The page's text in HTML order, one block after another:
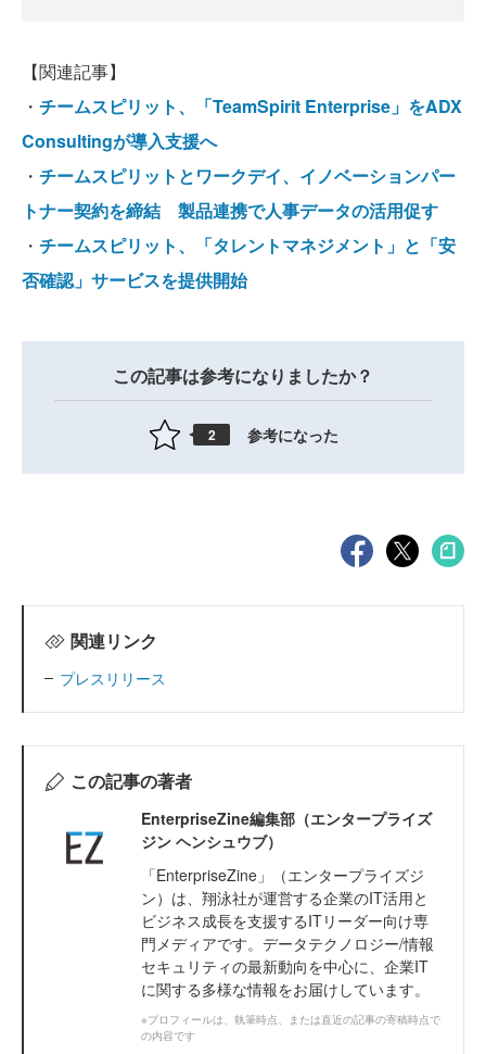
【関連記事】
・ チームスピリット、「TeamSpirit Enterprise」をADX
Consultingが導入支援へ
・ チームスピリットとワークデイ、イノベーションパー
トナー契約を締結 製品連携で人事データの活用促す
・ チームスピリット、「タレントマネジメント」と「安
否確認」サービスを提供開始
この記事は参考になりましたか？
2 参考になった
関連リンク
プレスリリース
この記事の著者
EnterpriseZine編集部（エンタープライズ
ジン ヘンシュウブ）
「EnterpriseZine」（エンタープライズジ
ン）は、翔泳社が運営する企業のIT活用と
ビジネス成長を支援するITリーダー向け専
門メディアです。データテクノロジー/情報
セキュリティの最新動向を中心に、企業IT
に関する多様な情報をお届けしています。
※プロフィールは、執筆時点、または直近の記事の寄稿時点で
の内容です